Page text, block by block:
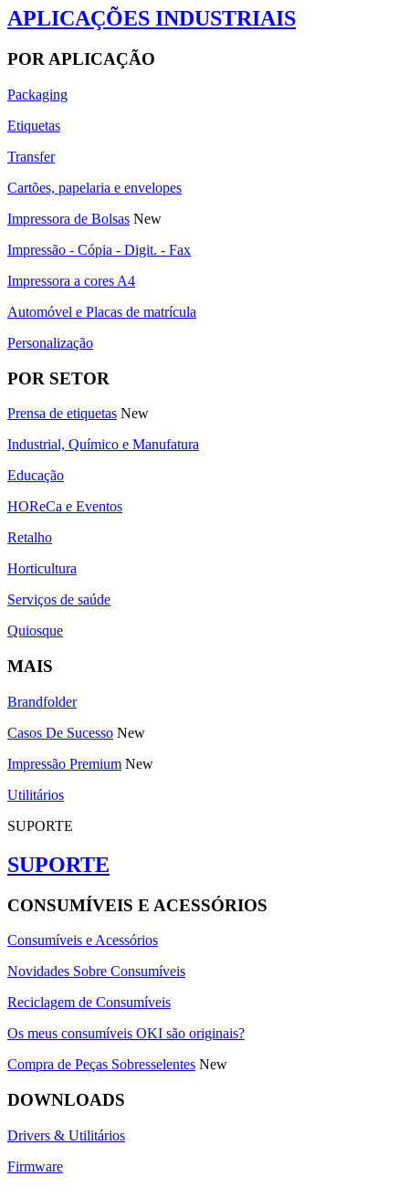
APLICAÇÕES INDUSTRIAIS
POR APLICAÇÃO
Packaging
Etiquetas
Transfer
Cartões, papelaria e envelopes
Impressora de Bolsas New
Impressão - Cópia - Digit. - Fax
Impressora a cores A4
Automóvel e Placas de matrícula
Personalização
POR SETOR
Prensa de etiquetas New
Industrial, Químico e Manufatura
Educação
HOReCa e Eventos
Retalho
Horticultura
Serviços de saúde
Quiosque
MAIS
Brandfolder
Casos De Sucesso New
Impressão Premium New
Utilitários
SUPORTE
SUPORTE
CONSUMÍVEIS E ACESSÓRIOS
Consumíveis e Acessórios
Novidades Sobre Consumíveis
Reciclagem de Consumíveis
Os meus consumíveis OKI são originais?
Compra de Peças Sobresselentes New
DOWNLOADS
Drivers & Utilitários
Firmware